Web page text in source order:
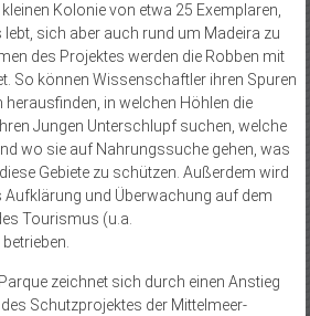
Kolonie von etwa 25 Exemplaren,
lebt, sich aber auch rund um Madeira zu
des Projektes werden die Robben mit
So können Wissenschaftler ihren Spuren
in welchen Höhlen die
Jungen Unterschlupf suchen, welche
wo sie auf Nahrungssuche gehen, was
Gebiete zu schützen. Außerdem wird
Aufklärung und Überwachung auf dem
Tourismus (u.a.
zeichnet sich durch einen Anstieg
Schutzprojektes der Mittelmeer-